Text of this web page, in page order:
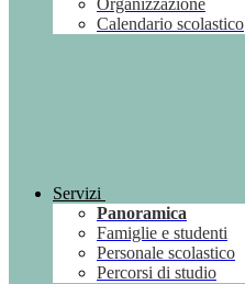
Organizzazione
Calendario scolastico
Servizi
Panoramica
Famiglie e studenti
Personale scolastico
Percorsi di studio